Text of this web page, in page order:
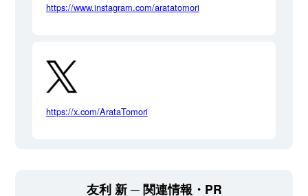
https://www.instagram.com/aratatomori
https://x.com/ArataTomori
友利 新 関連情報・PR